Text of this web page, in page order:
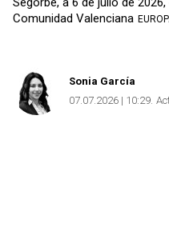
Comunidad Valenciana
Sonia García
07.07.2026 | 10:29